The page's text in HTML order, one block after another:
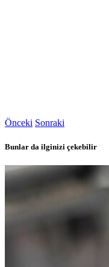
Önceki Sonraki
Bunlar da ilginizi çekebilir